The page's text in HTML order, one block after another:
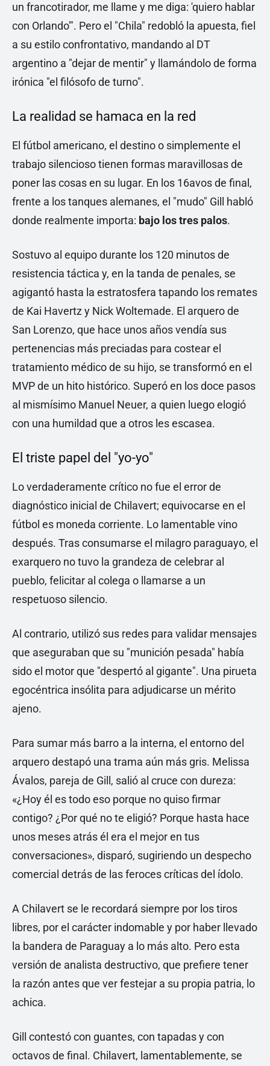
un francotirador, me llame y me diga: 'quiero hablar
con Orlando'". Pero el "Chila" redobló la apuesta, fiel
a su estilo confrontativo, mandando al DT
argentino a "dejar de mentir" y llamándolo de forma
irónica "el filósofo de turno".
La realidad se hamaca en la red
El fútbol americano, el destino o simplemente el
trabajo silencioso tienen formas maravillosas de
poner las cosas en su lugar. En los 16avos de final,
frente a los tanques alemanes, el "mudo" Gill habló
donde realmente importa: bajo los tres palos.
Sostuvo al equipo durante los 120 minutos de
resistencia táctica y, en la tanda de penales, se
agigantó hasta la estratosfera tapando los remates
de Kai Havertz y Nick Woltemade. El arquero de
San Lorenzo, que hace unos años vendía sus
pertenencias más preciadas para costear el
tratamiento médico de su hijo, se transformó en el
MVP de un hito histórico. Superó en los doce pasos
al mismísimo Manuel Neuer, a quien luego elogió
con una humildad que a otros les escasea.
El triste papel del "yo-yo"
Lo verdaderamente crítico no fue el error de
diagnóstico inicial de Chilavert; equivocarse en el
fútbol es moneda corriente. Lo lamentable vino
después. Tras consumarse el milagro paraguayo, el
exarquero no tuvo la grandeza de celebrar al
pueblo, felicitar al colega o llamarse a un
respetuoso silencio.
Al contrario, utilizó sus redes para validar mensajes
que aseguraban que su "munición pesada" había
sido el motor que "despertó al gigante". Una pirueta
egocéntrica insólita para adjudicarse un mérito
ajeno.
Para sumar más barro a la interna, el entorno del
arquero destapó una trama aún más gris. Melissa
Ávalos, pareja de Gill, salió al cruce con dureza:
«¿Hoy él es todo eso porque no quiso firmar
contigo? ¿Por qué no te eligió? Porque hasta hace
unos meses atrás él era el mejor en tus
conversaciones», disparó, sugiriendo un despecho
comercial detrás de las feroces críticas del ídolo.
A Chilavert se le recordará siempre por los tiros
libres, por el carácter indomable y por haber llevado
la bandera de Paraguay a lo más alto. Pero esta
versión de analista destructivo, que prefiere tener
la razón antes que ver festejar a su propia patria, lo
achica.
Gill contestó con guantes, con tapadas y con
octavos de final. Chilavert, lamentablemente, se